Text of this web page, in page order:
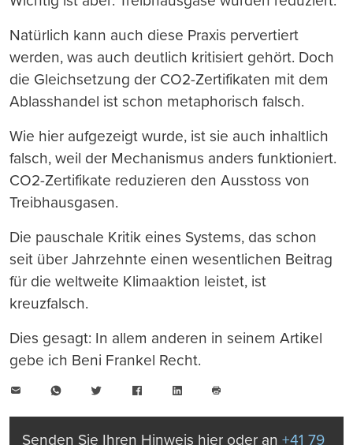
Natürlich kann auch diese Praxis pervertiert
werden, was auch deutlich kritisiert gehört. Doch
die Gleichsetzung der CO2-Zertifikaten mit dem
Ablasshandel ist schon metaphorisch falsch.
Wie hier aufgezeigt wurde, ist sie auch inhaltlich
falsch, weil der Mechanismus anders funktioniert.
CO2-Zertifikate reduzieren den Ausstoss von
Treibhausgasen.
Die pauschale Kritik eines Systems, das schon
seit über Jahrzehnte einen wesentlichen Beitrag
für die weltweite Klimaaktion leistet, ist
kreuzfalsch.
Dies gesagt: In allem anderen in seinem Artikel
gebe ich Beni Frankel Recht.
WhatsAppTwitter FacebookLinkedIn
drucken
Senden Sie Ihren Hinweis hier oder an +41 79